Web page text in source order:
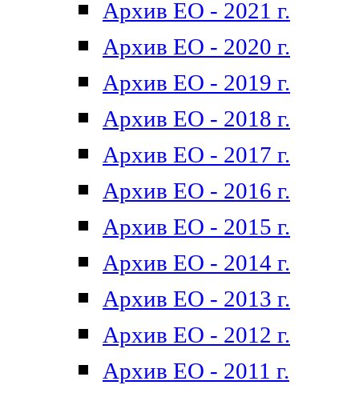
Архив ЕО - 2021 г.
Архив ЕО - 2020 г.
Архив ЕО - 2019 г.
Архив ЕО - 2018 г.
Архив ЕО - 2017 г.
Архив ЕО - 2016 г.
Архив ЕО - 2015 г.
Архив ЕО - 2014 г.
Архив ЕО - 2013 г.
Архив ЕО - 2012 г.
Архив ЕО - 2011 г.